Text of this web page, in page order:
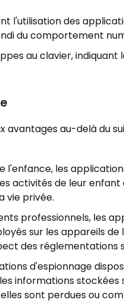
l'utilisation des
du comportement
au clavier, indiquant
avantages au-delà du
l'enfance, les
activités de leur enfant
vie privée.
professionnels, les
sur les appareils
des réglementations
d'espionnage
informations
sont perdues ou